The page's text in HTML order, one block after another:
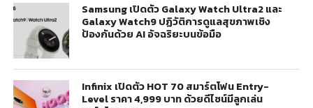
Samsung เปิดตัว Galaxy Watch Ultra2 และ
Galaxy Watch9 ปฏิวัติการดูแลสุขภาพเชิง
ป้องกันด้วย AI อัจฉริยะบนข้อมือ
Infinix เปิดตัว HOT 70 สมาร์ตโฟน Entry-
Level ราคา 4,999 บาท ด้วยดีไซน์มีลูกเล่น